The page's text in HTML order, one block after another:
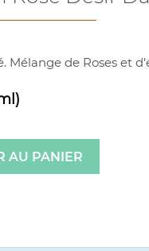
Mélange de Roses et
AU PANIER